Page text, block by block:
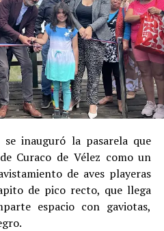
inauguró la pasarela que
Curaco de Vélez como un
de aves playeras
de pico recto, que llega
espacio con gaviotas,